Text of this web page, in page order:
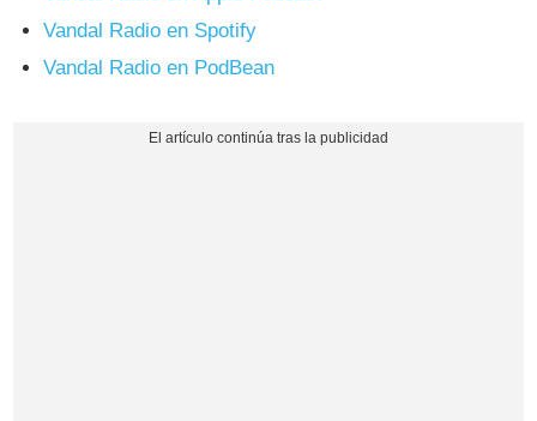
Vandal Radio en Spotify
Vandal Radio en PodBean